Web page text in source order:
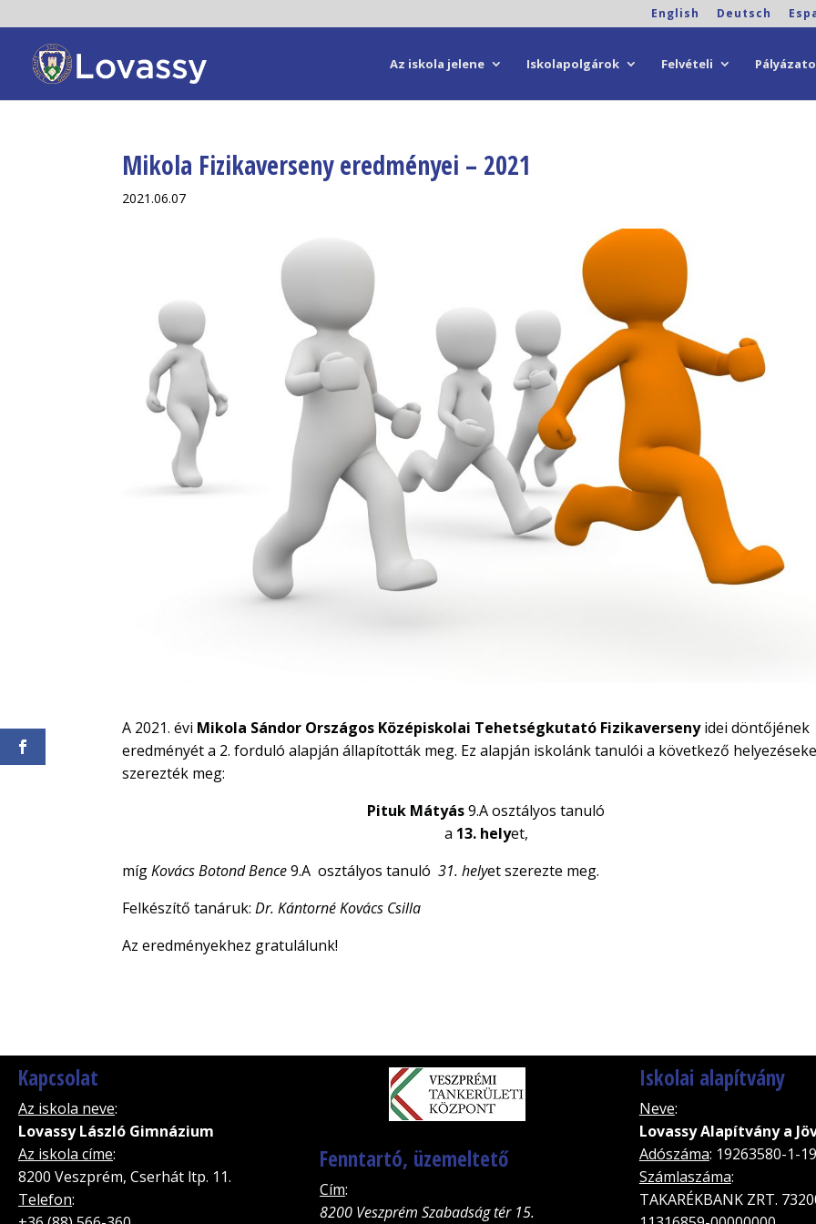
English Deutsch
Az iskola jelene Iskolapolgárok Felvételi
Mikola Fizikaverseny eredményei – 2021
2021.06.07
A 2021. évi Mikola Sándor Országos Középiskolai Tehetségkutató Fizikaversenyidei döntőjének
eredményét a 2. forduló alapján állapították meg. Ez alapján iskolánk tanulói a következő
szerezték meg:
Pituk Mátyás9.A osztályos tanuló
a 13. helyet,
mígKovács Botond Bence9.A osztályos tanuló31. helyet szerezte meg.
Felkészítő tanáruk:Dr. Kántorné Kovács Csilla
Az eredményekhez gratulálunk!
Kapcsolat
Az iskola neve:
Lovassy László Gimnázium
Az iskola címe:
8200 Veszprém, Cserhát ltp. 11.
Telefon:
Fenntartó, üzemeltető
Cím:
8200 Veszprém Szabadság tér 15.
Iskolai alapítvány
Neve:
Lovassy Alapítvány a
Adószáma: 19263580-1-19
Számlaszáma:
TAKARÉKBANK ZRT.